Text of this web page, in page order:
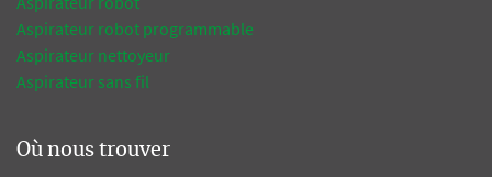
Aspirateur robot programmable
Aspirateur nettoyeur
Aspirateur sans fil
Où nous trouver